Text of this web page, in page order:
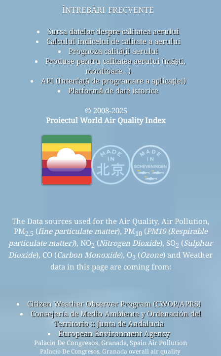
întrebări frecvente
Sursa datelor despre calitatea aerului
Calculul indicelui de calitate a aerului
Prognoza calității aerului
Produse pentru calitatea aerului (măști,
monitoare...)
API (Interfață de programare a aplicației)
Platformă de date istorice
© 2008-2025
Proiectul World Air Quality Index
The Data sources used for the Air Quality, Air Pollution,
PM2.5 (fine particulate matter), PM10(PM10 (Respirable
particulate matter)), NO2 (Nitrogen Dioxide), SO2 (Sulphur
Dioxide), CO (Carbon Monoxide), O3 (Ozone) and Weather
data in this page are coming from:
Citizen Weather Observer Program (CWOP/APRS)
Consejería de Medio Ambiente y Ordenación del
Territorio :: Junta de Andalucía
European Environment Agency
Palacio De Congresos, Granada, Spain Air Pollution
Palacio De Congresos, Granada overall air quality